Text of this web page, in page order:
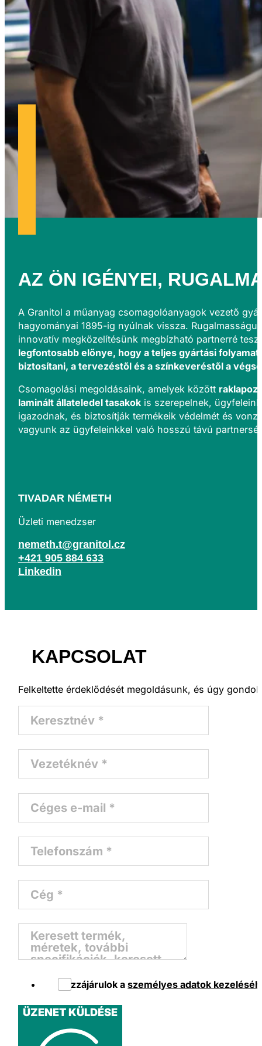
AZ ÖN IGÉNYEI,
A Granitol a műanyag csomagolóanyagok vezető
hagyományai 1895-ig nyúlnak vissza.
innovatív megközelítésünk megbízható partnerré
legfontosabb előnye, hogy a teljes gyártási
biztosítani, a tervezéstől és a színkeveréstől a
Csomagolási megoldásaink, amelyek között
laminált állateledel tasakok is szerepelnek,
igazodnak, és biztosítják termékeik védelmét és
vagyunk az ügyfeleinkkel való hosszú távú
KAPCSOLAT
Felkeltette érdeklődését megoldásunk, és úgy
Hozzájárulok aszemélyes adatok
ÜZENET KÜLDÉSE
TIVADAR NÉMETH
Üzleti menedzser
nemeth.t@granitol.cz
+421 905 884 633
Linkedin